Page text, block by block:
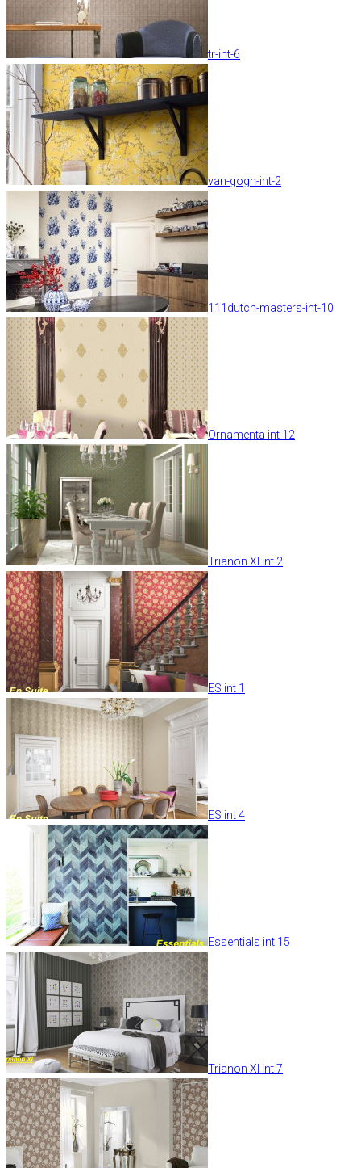
tr-int-6
van-gogh-int-2
111dutch-masters-int-10
Ornamenta int 12
Trianon XI int 2
ES int 1
ES int 4
Essentials int 15
Trianon XI int 7